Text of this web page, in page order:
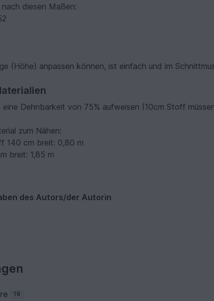
diesen Maßen:
(Höhe) anpassen können, ist einfach und im
Dehnbarkeit von 75% aufweisen (10cm Stoff
zum Nähen:
140 cm breit: 0,80 m
breit: 1,85 m
des Autors/der Autorin
19